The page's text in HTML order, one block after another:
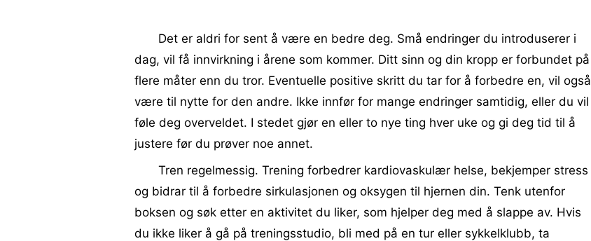
Det er aldri for sent å være en bedre deg. Små endringer du introduserer i
dag, vil få innvirkning i årene som kommer. Ditt sinn og din kropp er forbundet på
flere måter enn du tror. Eventuelle positive skritt du tar for å forbedre en, vil også
være til nytte for den andre. Ikke innfør for mange endringer samtidig, eller du vil
føle deg overveldet. I stedet gjør en eller to nye ting hver uke og gi deg tid til å
justere før du prøver noe annet.
Tren regelmessig. Trening forbedrer kardiovaskulær helse, bekjemper stress
og bidrar til å forbedre sirkulasjonen og oksygen til hjernen din. Tenk utenfor
boksen og søk etter en aktivitet du liker, som hjelper deg med å slappe av. Hvis
du ikke liker å gå på treningsstudio, bli med på en tur eller sykkelklubb, ta